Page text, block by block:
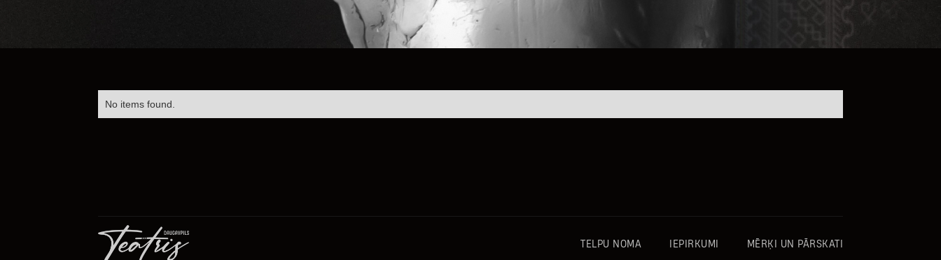
No items found.
TELPU NOMA IEPIRKUMI MĒRĶI UN PĀRSKATI